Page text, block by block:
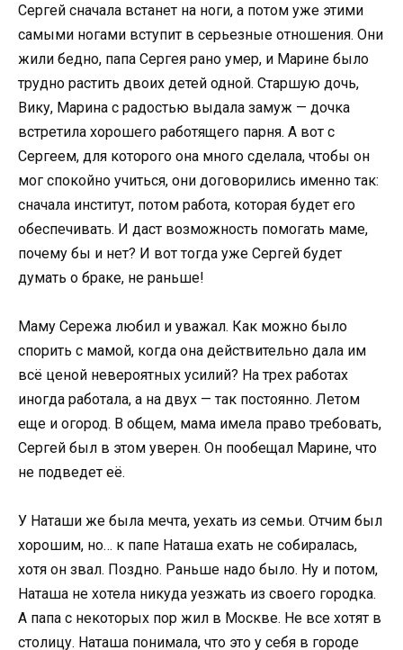
Сергей сначала встанет на ноги, а потом уже этими
самыми ногами вступит в серьезные отношения. Они
жили бедно, папа Сергея рано умер, и Марине было
трудно растить двоих детей одной. Старшую дочь,
Вику, Марина с радостью выдала замуж — дочка
встретила хорошего работящего парня. А вот с
Сергеем, для которого она много сделала, чтобы он
мог спокойно учиться, они договорились именно так:
сначала институт, потом работа, которая будет его
обеспечивать. И даст возможность помогать маме,
почему бы и нет? И вот тогда уже Сергей будет
думать о браке, не раньше!
Маму Сережа любил и уважал. Как можно было
спорить с мамой, когда она действительно дала им
всё ценой невероятных усилий? На трех работах
иногда работала, а на двух — так постоянно. Летом
еще и огород. В общем, мама имела право требовать,
Сергей был в этом уверен. Он пообещал Марине, что
не подведет её.
У Наташи же была мечта, уехать из семьи. Отчим был
хорошим, но… к папе Наташа ехать не собиралась,
хотя он звал. Поздно. Раньше надо было. Ну и потом,
Наташа не хотела никуда уезжать из своего городка.
А папа с некоторых пор жил в Москве. Не все хотят в
столицу. Наташа понимала, что это у себя в городе